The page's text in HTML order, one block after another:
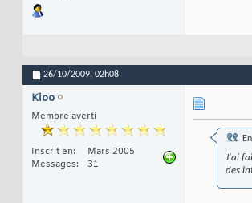
26/10/2009, 02h08
Kioo
Membre averti
Inscrit en
Mars 2005
Messages
31
J'ai
des